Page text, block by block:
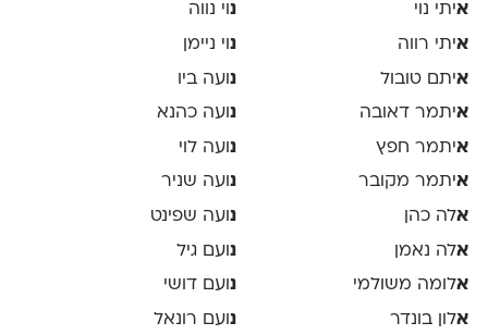
איתי נוי
איתי רווה
איתם טובול
איתמר דאובה
איתמר חפץ
איתמר מקובר
אלה כהן
אלה נאמן
אלומה משולמי
אלון בונדר
נוי נווה
נ וי ניימן
נועה ביו
נ ועה כהנא
נ ועה לוי
נועה שניר
נ ועה שפינט
נועם גיל
נ ועם דושי
נ ועם רונאל